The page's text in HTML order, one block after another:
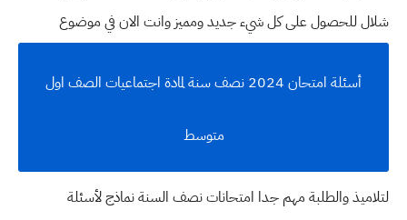
شلال للحصول على كل شيء جديد ومميز وانت الان في موضوع
أسئلة امتحان 2024 نصف سنة لمادة اجتماعيات الصف اول
متوسط
لتلاميذ والطلبة مهم جدا امتحانات نصف السنة نماذج لأسئلة